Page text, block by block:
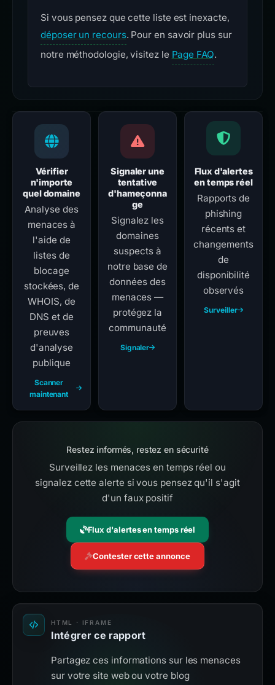
Si vous pensez que cette liste est inexacte,
déposer un recours. Pour en savoir plus sur
notre méthodologie, visitez le Page FAQ.
Vérifier
n'importe
quel domaine
Analyse des
menaces à
l'aide de
listes de
blocage
stockées, de
WHOIS, de
DNS et de
preuves
d'analyse
publique
Scanner
maintenant
Signaler une
tentative
d'hameçonna
ge
Signalez les
domaines
suspects à
notre base de
données des
menaces —
protégez la
communauté
Signaler
Flux d'alertes
en temps réel
Rapports de
phishing
récents et
changements
de
disponibilité
observés
Surveiller
Restez informés, restez en sécurité
Surveillez les menaces en temps réel ou
signalez cette alerte si vous pensez qu'il s'agit
d'un faux positif
Flux d'alertes en temps réel
Contester cette annonce
HTML · IFRAME
Intégrer ce rapport
Partagez ces informations sur les menaces
sur votre site web ou votre blog